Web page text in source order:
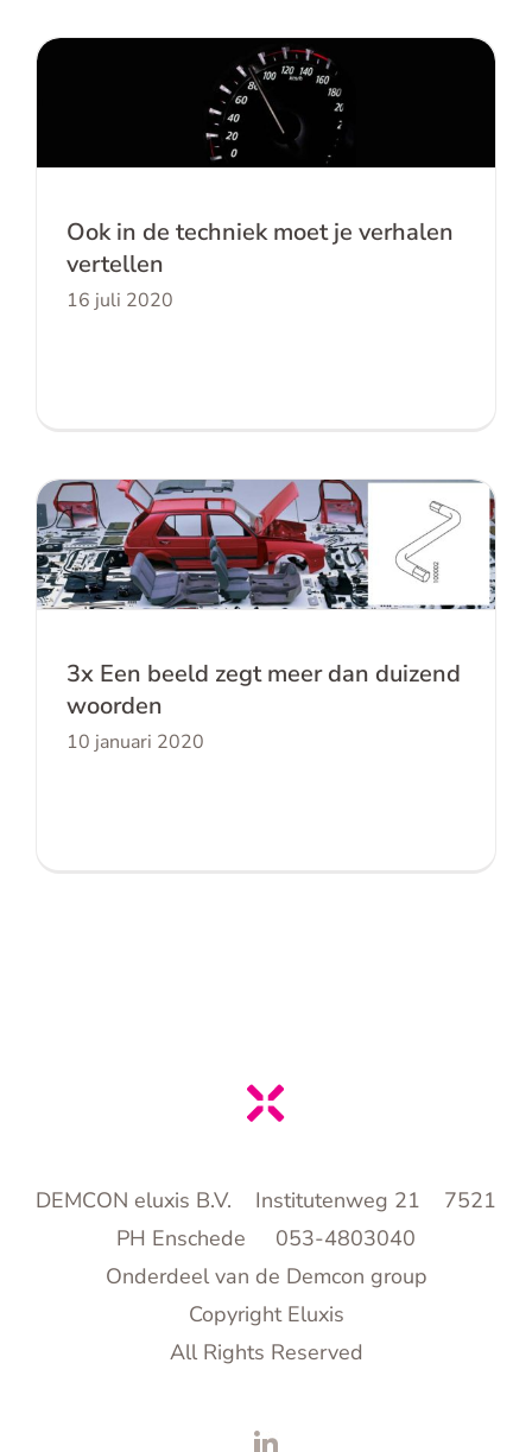
Ook in de techniek moet je verhalen
vertellen
Ook in de techniek moet je verhalen
vertellen
16 juli 2020
3x Een beeld zegt meer dan duizend
woorden
3x Een beeld zegt meer dan duizend
woorden
10 januari 2020
DEMCON eluxis B.V. Institutenweg 21 7521
PH Enschede 053-4803040
Onderdeel van de Demcon group
Copyright Eluxis
All Rights Reserved